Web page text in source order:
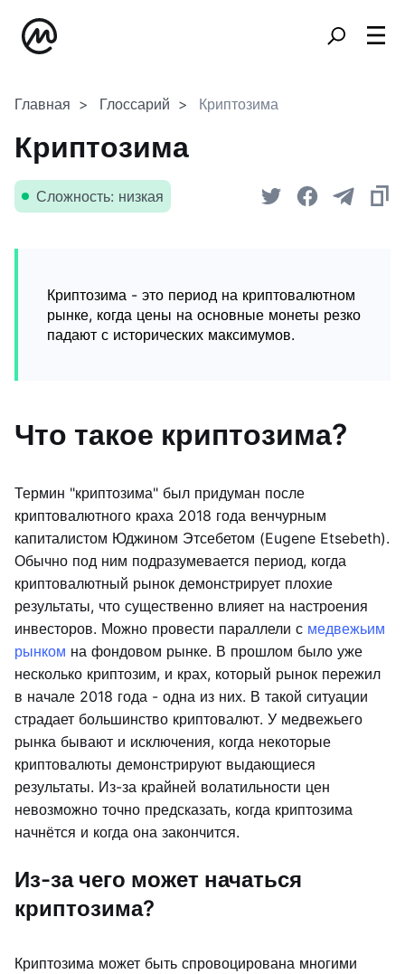
Главная Глоссарий Криптозима
Криптозима
Сложность: низкая
Криптозима - это период на криптовалютном
рынке, когда цены на основные монеты резко
падают с исторических максимумов.
Что такое криптозима?
Термин "криптозима" был придуман после
криптовалютного краха 2018 года венчурным
капиталистом Юджином Этсебетом (Eugene Etsebeth).
Обычно под ним подразумевается период, когда
криптовалютный рынок демонстрирует плохие
результаты, что существенно влияет на настроения
инвесторов. Можно провести параллели с медвежьим
рынком на фондовом рынке. В прошлом было уже
несколько криптозим, и крах, который рынок пережил
в начале 2018 года - одна из них. В такой ситуации
страдает большинство криптовалют. У медвежьего
рынка бывают и исключения, когда некоторые
криптовалюты демонстрируют выдающиеся
результаты. Из-за крайней волатильности цен
невозможно точно предсказать, когда криптозима
начнётся и когда она закончится.
Из-за чего может начаться
криптозима?
Криптозима может быть спровоцирована многими